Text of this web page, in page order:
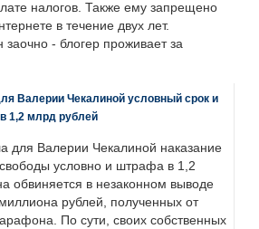
налогов. Также ему запрещено
в течение двух лет.
- блогер проживает за
Валерии Чекалиной условный срок и
1,2 млрд рублей
для Валерии Чекалиной наказание
условно и штрафа в 1,2
обвиняется в незаконном выводе
рублей, полученных от
По сути, своих собственных